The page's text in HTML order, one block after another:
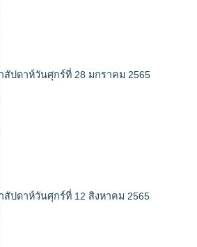
ปดาห์วันศุกร์ที่ 28 มกราคม 2565
ปดาห์วันศุกร์ที่ 12 สิงหาคม 2565